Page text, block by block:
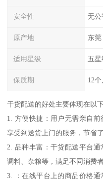
安全性 无公
原产地 东莞
适用星级 五星
保质期 12个
干货配送的好处主要体现在以
1. 方便快捷：用户无需亲自
享受到送货上门的服务，节省
2. 品种丰富：干货配送平台通
调料、杂粮等，满足不同消费者
3. ：在线平台上的商品价格